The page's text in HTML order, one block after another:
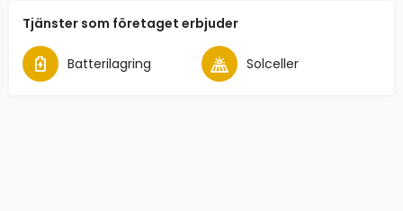
Tjänster som företaget erbjuder
Batterilagring Solceller